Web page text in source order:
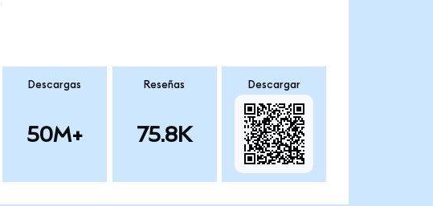
Descargas
50M+
Reseñas
75.8K
Descargar